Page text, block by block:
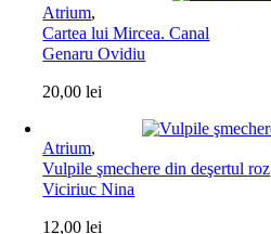
Atrium,
Cartea lui Mircea. Canal
Genaru Ovidiu
20,00lei
Atrium,
Vulpile şmechere din deşertul roz
Viciriuc Nina
12,00lei